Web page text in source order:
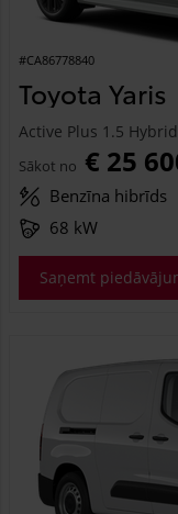
#CA86778840
Toyota Yaris
Active Plus 1.5
Sākot no € 25
Benzīna hibrīds
68 kW
Saņemt